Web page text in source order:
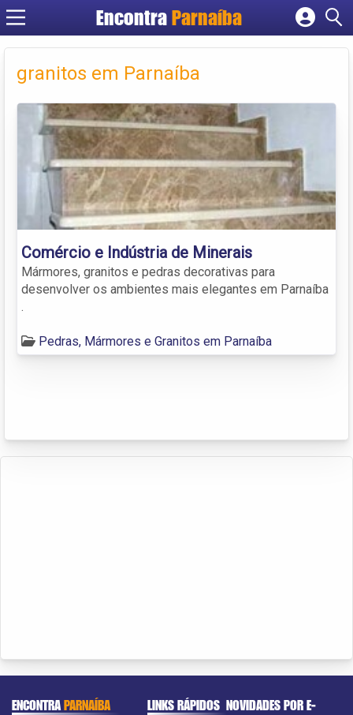
Encontra Parnaíba
Cadastrar empresa
Criar conta
granitos em Parnaíba
Comércio e Indústria de Minerais
Mármores, granitos e pedras decorativas para
desenvolver os ambientes mais elegantes em Parnaíba
.
Pedras, Mármores e Granitos em Parnaíba
ENCONTRAPARNAÍBA LINKS RÁPIDOS NOVIDADES POR E-